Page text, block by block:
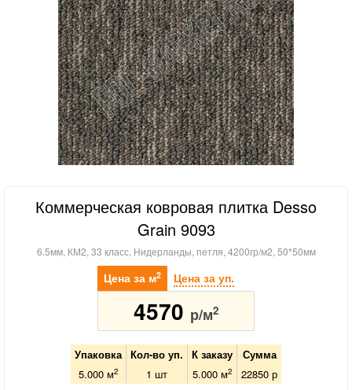
Коммерческая ковровая плитка Desso
Grain 9093
6.5мм, КМ2, 33 класс, Нидерланды, петля, 4200гр/м2, 50*50мм
Цена за м2 Цена за уп.
4570 р/м2
Упаковка Кол-во уп. К заказу
Сумма
5.000 м2 1 шт 5.000 м2 22850 р